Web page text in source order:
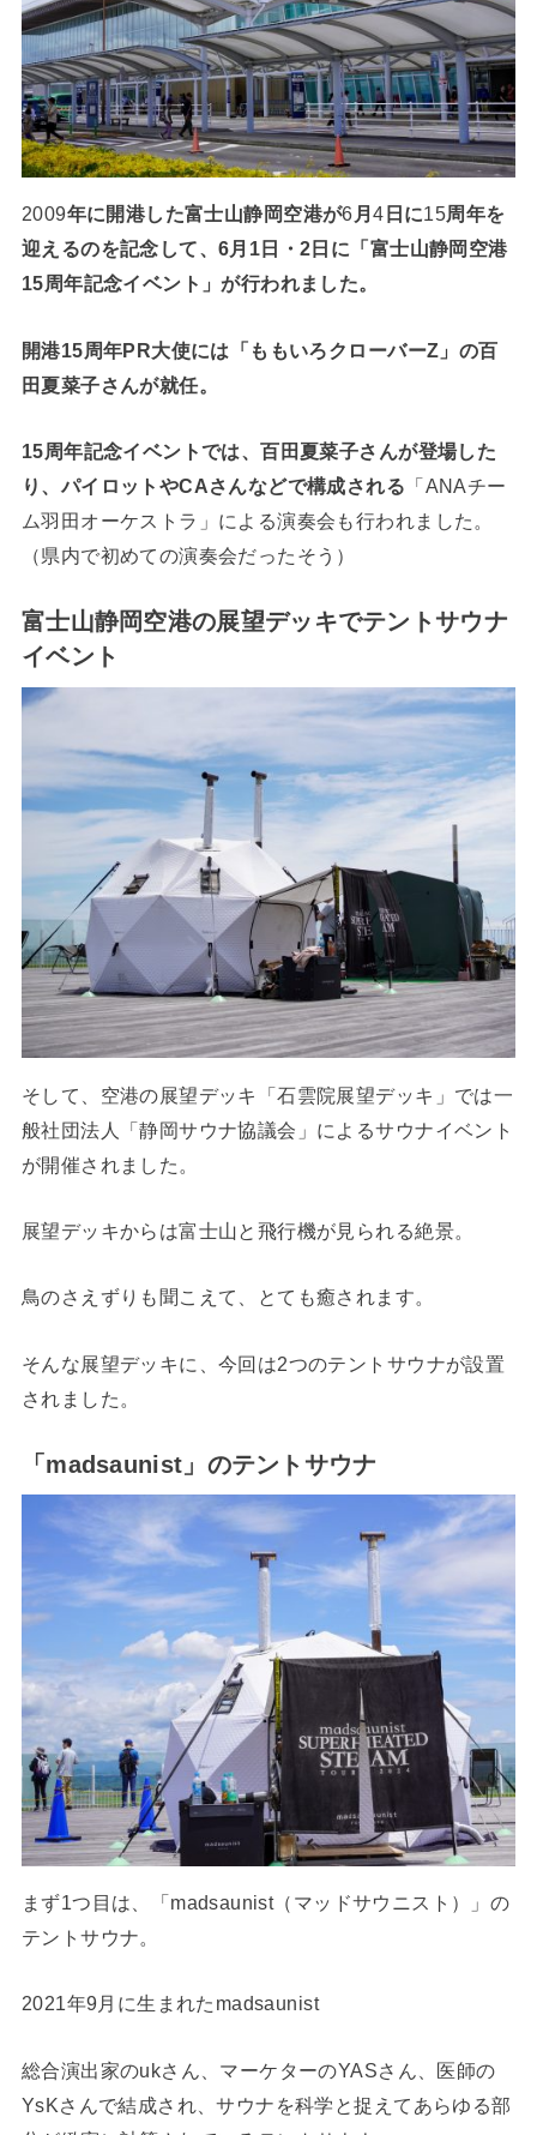
2009年に開港した富士山静岡空港が6 月4 日に15周年を
迎えるのを記念して、6月1日・2日に「富士山静岡空港
15周年記念イベント」が行われました。
開港15周年PR大使には「ももいろクローバーZ」の百
田夏菜子さんが就任。
15周年記念イベントでは、百田夏菜子さんが登場した
り、パイロットやCAさんなどで構成される 「ANAチー
ム羽田オーケストラ」による演奏会も行われました。
（県内で初めての演奏会だったそう）
富士山静岡空港の展望デッキでテントサウナ
イベント
そして、空港の展望デッキ「石雲院展望デッキ」では一
般社団法人「静岡サウナ協議会」によるサウナイベント
が開催されました。
展望デッキからは富士山と飛行機が見られる絶景。
鳥のさえずりも聞こえて、とても癒されます。
そんな展望デッキに、今回は2つのテントサウナが設置
されました。
「madsaunist」のテントサウナ
まず1つ目は、「madsaunist（マッドサウニスト）」の
テントサウナ。
2021年9月に生まれたmadsaunist
総合演出家のukさん、マーケターのYASさん、医師の
YsKさんで結成され、サウナを科学と捉えてあらゆる部